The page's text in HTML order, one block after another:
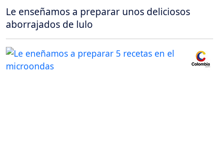
Le enseñamos a preparar unos deliciosos
aborrajados de lulo